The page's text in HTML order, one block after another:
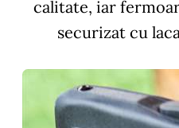
calitate, iar
securizat cu